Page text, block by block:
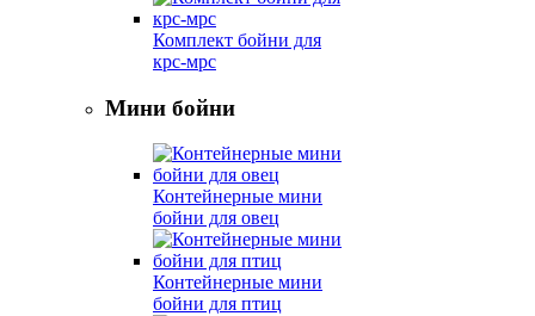
Комплект бойни для
крс-мрс
Мини бойни
Контейнерные мини
бойни для овец
Контейнерные мини
бойни для птиц